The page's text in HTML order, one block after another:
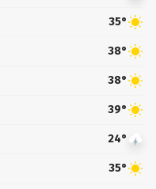
35°
38°
38°
39°
24°
35°